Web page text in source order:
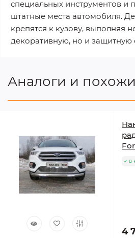
специальных инструментов и
штатные места автомобиля.
крепятся к кузову, выполняя
декоративную, но и
Аналоги и
в
4